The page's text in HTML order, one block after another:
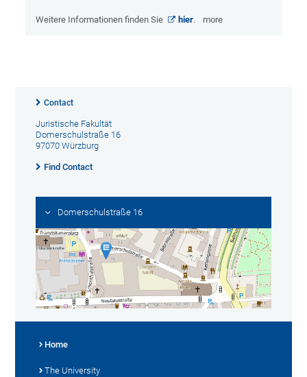
Weitere Informationen finden Sie hier. more
Contact
Juristische Fakultät
Domerschulstraße 16
97070 Würzburg
Find Contact
Domerschulstraße 16
Home
The University